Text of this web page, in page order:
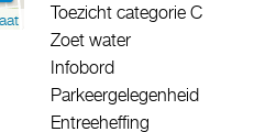
Toezicht categorie C
Zoet water
Infobord
Parkeergelegenheid
Entreeheffing